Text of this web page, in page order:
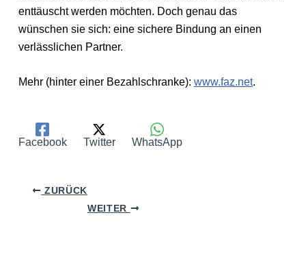
enttäuscht werden möchten. Doch genau das
wünschen sie sich: eine sichere Bindung an einen
verlässlichen Partner.
Mehr (hinter einer Bezahlschranke): www.faz.net.
Facebook Twitter WhatsApp
ZURÜCK
WEITER